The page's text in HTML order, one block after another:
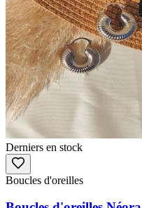
Derniers en stock
Boucles d'oreilles